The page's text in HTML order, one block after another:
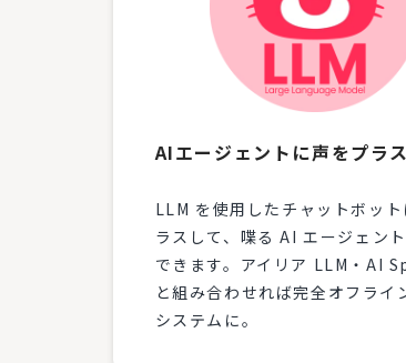
AIエージェントに声をプラス
LLM を使用したチャットボッ
ラスして、喋る AI エージェン
できます。アイリア LLM・AI
と組み合わせれば完全オフライ
システムに。